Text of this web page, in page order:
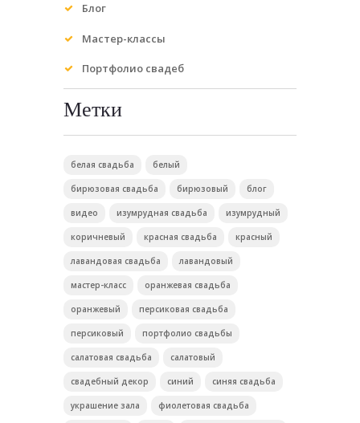
Блог
Мастер-классы
Портфолио свадеб
Метки
белая свадьба белый
бирюзовая свадьба бирюзовый блог
видео изумрудная свадьба изумрудный
коричневый красная свадьба красный
лавандовая свадьба лавандовый
мастер-класс оранжевая свадьба
оранжевый персиковая свадьба
персиковый портфолио свадьбы
салатовая свадьба салатовый
свадебный декор синий синяя свадьба
украшение зала фиолетовая свадьба